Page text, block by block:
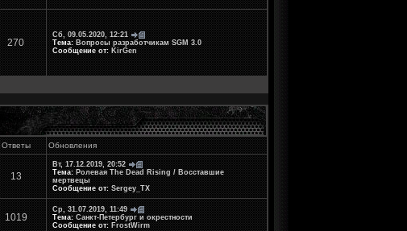
270
Сб, 09.05.2020, 12:21
Тема: Вопросы разработчикам SGM 3.0
Сообщение от: KirGen
Ответы Обновления
13
Вт, 17.12.2019, 20:52
Тема: Ролевая The Dead Rising / Восставшие
мертвецы
Сообщение от: Sergey_TX
1019
Ср, 31.07.2019, 11:49
Тема: Санкт-Петербург и окрестности
Сообщение от: FrostWirm